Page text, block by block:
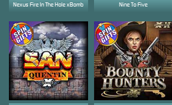
Nexus Fire In The Hole xBomb Nine To Five